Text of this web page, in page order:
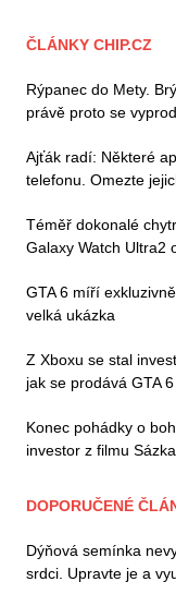
ČLÁNKY CHIP.CZ
Rýpanec do Mety.
právě proto se
Ajťák radí: Některé
telefonu. Omezte
Téměř dokonalé
Galaxy Watch Ultra2
GTA 6 míří
velká ukázka
Z Xboxu se stal
jak se prodává GTA 6
Konec pohádky o
investor z filmu
DOPORUČENÉ
Dýňová semínka
srdci. Upravte je a